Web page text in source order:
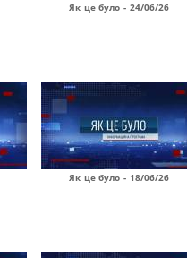
Як це було - 24/06/26
Як це було - 18/06/26